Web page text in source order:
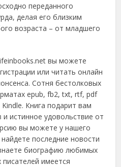
переданного
делая его близким
возраста – от младшего
вы можете
или читать онлайн
Сотня бестолковых
epub, fb2, txt, rtf, pdf
Книга подарит вам
истинное удовольствие от
вы можете у нашего
последние новости
биографию любимых
имеется